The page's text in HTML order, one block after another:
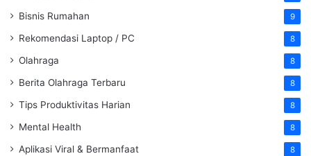
Bisnis Rumahan 9
Rekomendasi Laptop / PC 8
Olahraga 8
Berita Olahraga Terbaru 8
Tips Produktivitas Harian 8
Mental Health 8
Aplikasi Viral & Bermanfaat 8